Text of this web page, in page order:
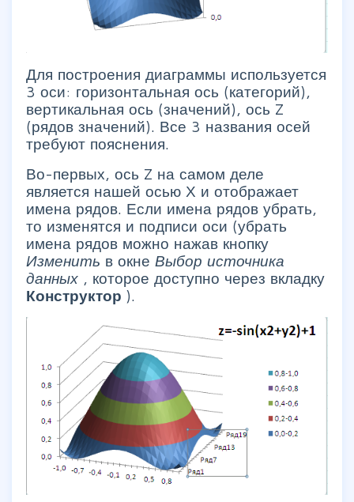
Для построения диаграммы используется
3 оси: горизонтальная ось (категорий),
вертикальная ось (значений), ось Z
(рядов значений). Все 3 названия осей
требуют пояснения.
Во-первых, ось Z на самом деле
является нашей осью Х и отображает
имена рядов. Если имена рядов убрать,
то изменятся и подписи оси (убрать
имена рядов можно нажав кнопку
Изменить в окне Выбор источника
данных , которое доступно через вкладку
Конструктор ).